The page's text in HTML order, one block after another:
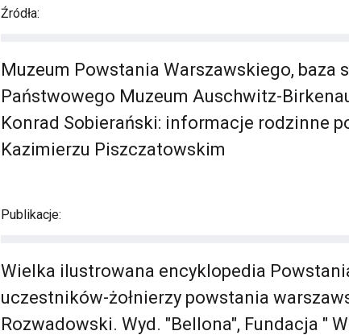
Źródła:
Muzeum Powstania Warszawskiego, baza
Państwowego Muzeum Auschwitz-
Konrad Sobierański: informacje rodzinne
Kazimierzu Piszczatowskim
Publikacje:
Wielka ilustrowana encyklopedia
uczestników-żołnierzy powstania
Rozwadowski. Wyd. "Bellona", Fundacja "